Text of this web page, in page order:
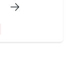
långvarigt